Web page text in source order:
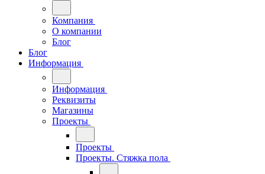
Компания
О компании
Блог
Блог
Информация
Информация
Реквизиты
Магазины
Проекты
Проекты
Проекты. Стяжка пола